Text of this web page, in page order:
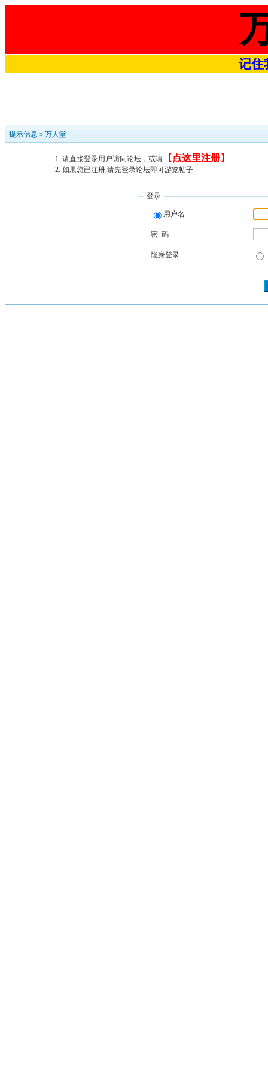
记住
提示信息 » 万人堂
请直接登录用户访问论坛，或请 【 点这里注册】
如果您已注册,请先登录论坛即可游览帖子
登录
用户名
密 码
隐身登录